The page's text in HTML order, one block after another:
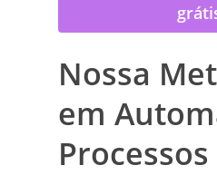
Nossa
em
Processos